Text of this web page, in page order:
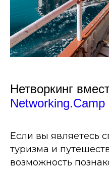
Нетворкинг
Networking.Camp
Если вы являетесь
туризма и
возможность